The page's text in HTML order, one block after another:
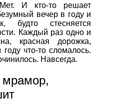
И кто-то решает
вечер в году и
будто стесняется
Каждый раз одно и
красная дорожка,
что-то сломалось.
Навсегда.